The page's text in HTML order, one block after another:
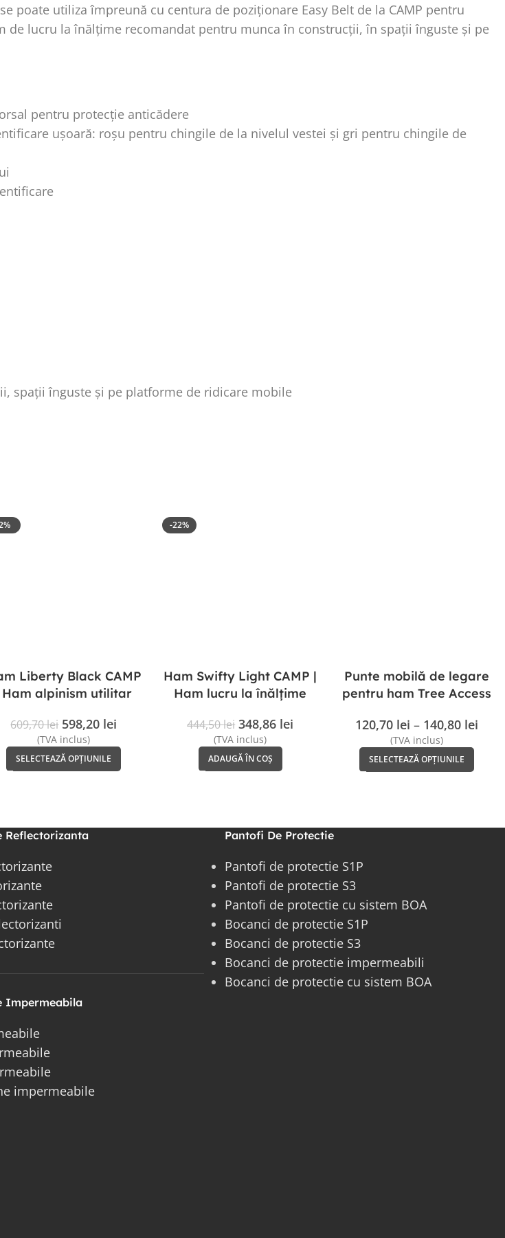
poate utiliza împreună cu centura de poziționare Easy Belt de la CAMP pentru
lucru la înălțime recomandat pentru munca în construcții, în spații înguste și pe
pentru protecție anticădere
ușoară: roșu pentru chingile de la nivelul vestei și gri pentru chingile de
spații înguste și pe platforme de ridicare mobile
Liberty Black CAMP
Ham alpinism utilitar
609,70lei 598,20 lei
(TVA inclus)
SELECTEAZĂ OPȚIUNILE
-22%
Ham Swifty Light CAMP |
Ham lucru la înălțime
444,50lei 348,86 lei
(TVA inclus)
ADAUGĂ ÎN COȘ
Punte mobilă de legare
pentru ham Tree Access
120,70 lei – 140,80 lei
(TVA inclus)
SELECTEAZĂ OPȚIUNILE
Reflectorizanta
Impermeabila
impermeabile
Pantofi De Protectie
Pantofi de protectie S1P
Pantofi de protectie S3
Pantofi de protectie cu sistem BOA
Bocanci de protectie S1P
Bocanci de protectie S3
Bocanci de protectie impermeabili
Bocanci de protectie cu sistem BOA